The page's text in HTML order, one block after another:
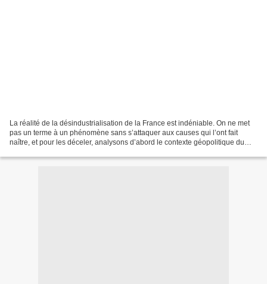
La réalité de la désindustrialisation de la France est indéniable. On ne met
pas un terme à un phénomène sans s’attaquer aux causes qui l’ont fait
naître, et pour les déceler, analysons d’abord le contexte géopolitique du